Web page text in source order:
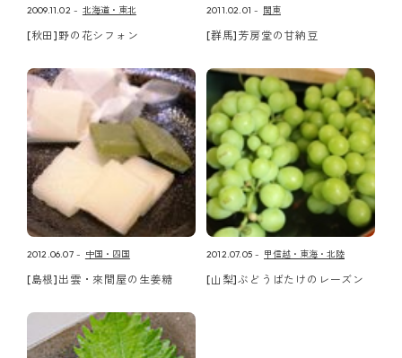
2009.11.02 北海道・東北
[秋田]野の花シフォン
2011.02.01 関東
[群馬]芳房堂の甘納豆
2012.06.07 中国・四国
[島根]出雲・來間屋の生姜糖
2012.07.05 甲信越・東海・北陸
[山梨]ぶどうばたけのレーズン